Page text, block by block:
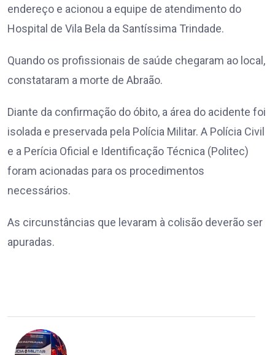
endereço e acionou a equipe de atendimento do
Hospital de Vila Bela da Santíssima Trindade.
Quando os profissionais de saúde chegaram ao local,
constataram a morte de Abraão.
Diante da confirmação do óbito, a área do acidente foi
isolada e preservada pela Polícia Militar. A Polícia Civil
e a Perícia Oficial e Identificação Técnica (Politec)
foram acionadas para os procedimentos
necessários.
As circunstâncias que levaram à colisão deverão ser
apuradas.